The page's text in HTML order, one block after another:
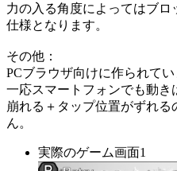
力の入る角度によってはブ
仕様となります。
その他：
PCブラウザ向けに作られてい
一応スマートフォンでも動
崩れる＋タップ位置がずれ
ん。
実際のゲーム画面1